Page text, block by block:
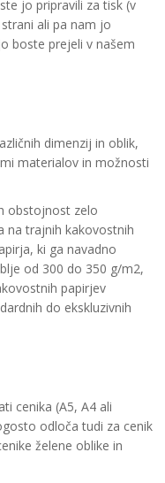
jo pripravili za tisk (v
ali pa nam jo
boste prejeli v našem
dimenzij in oblik,
materialov in možnosti
obstojnost zelo
na trajnih kakovostnih
ki ga navadno
od 300 do 350 g/m2,
papirjev
do ekskluzivnih
cenika (A5, A4 ali
odloča tudi za cenik
želene oblike in